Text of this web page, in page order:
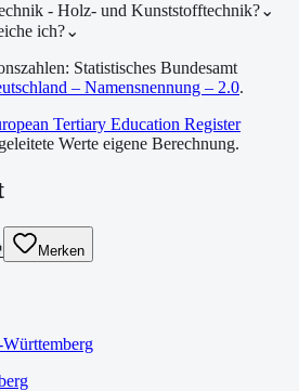
- Holz- und Kunststofftechnik?⌄
ich?⌄
Statistisches Bundesamt
– Namensnennung – 2.0.
Tertiary Education Register
Werte eigene Berechnung.
Merken